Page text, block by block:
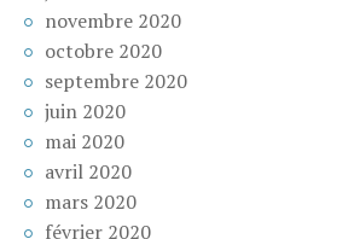
novembre 2020
octobre 2020
septembre 2020
juin 2020
mai 2020
avril 2020
mars 2020
février 2020